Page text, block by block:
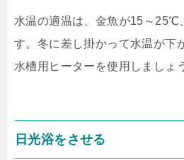
水温の適温は、金魚が15～
す。冬に差し掛かって水温が下
水槽用ヒーターを使用しましょ
日光浴をさせる